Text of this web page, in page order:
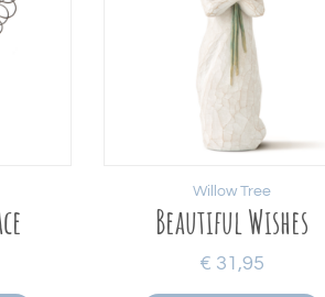
Beautiful Wishes
€ 31,95
Willow Tree